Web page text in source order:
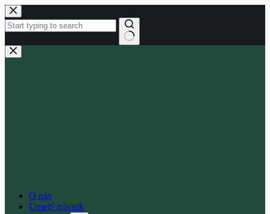
Skip
to
content
No
results
O nás
Umelý trávnik